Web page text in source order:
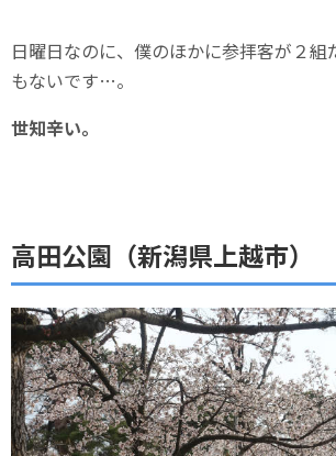
日曜日なのに、僕のほかに参拝客が２組
もないです…。
世知辛い。
高田公園（新潟県上越市）